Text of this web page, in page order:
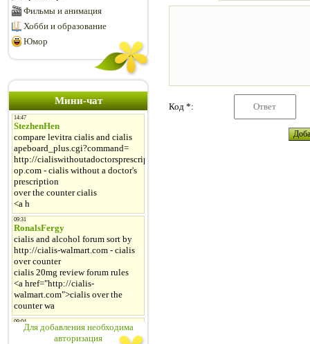
Фильмы и анимация
Хобби и образование
Юмор
Мини-чат
Для добавления необходима
авторизация
Код *: